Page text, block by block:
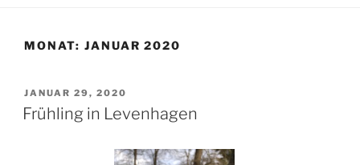
MONAT: JANUAR 2020
JANUAR 29, 2020
Frühling in Levenhagen